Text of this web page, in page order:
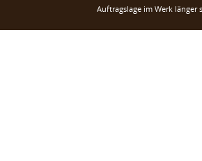
Auftragslage im Werk länger